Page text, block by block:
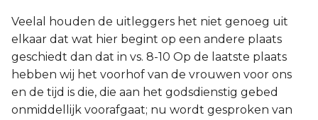
Veelal houden de uitleggers het niet genoeg uit
elkaar dat wat hier begint op een andere plaats
geschiedt dan dat in vs. 8-10 Op de laatste plaats
hebben wij het voorhof van de vrouwen voor ons
en de tijd is die, die aan het godsdienstig gebed
onmiddellijk voorafgaat; nu wordt gesproken van